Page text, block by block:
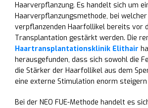
Haarverpflanzung. Es handelt sich um
Haarverpflanzungsmethode, bei welcher
verpflanzenden Haarfollikel bereits vor
Transplantation gestärkt werden. Die
Haartransplantationsklinik Elithair
herausgefunden, dass sich sowohl die
die Stärker der Haarfollikel aus dem
eine externe Stimulation enorm
Bei der NEO FUE-Methode handelt es